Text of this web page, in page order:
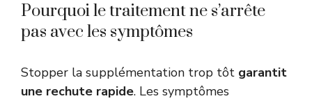
Pourquoi le traitement ne s’arrête
pas avec les symptômes
Stopper la supplémentation trop tôt garantit
une rechute rapide. Les symptômes